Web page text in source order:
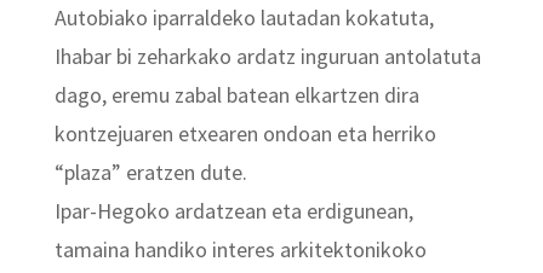
Autobiako iparraldeko lautadan kokatuta,
Ihabar bi zeharkako ardatz inguruan antolatuta
dago, eremu zabal batean elkartzen dira
kontzejuaren etxearen ondoan eta herriko
“plaza” eratzen dute.
Ipar-Hegoko ardatzean eta erdigunean,
tamaina handiko interes arkitektonikoko